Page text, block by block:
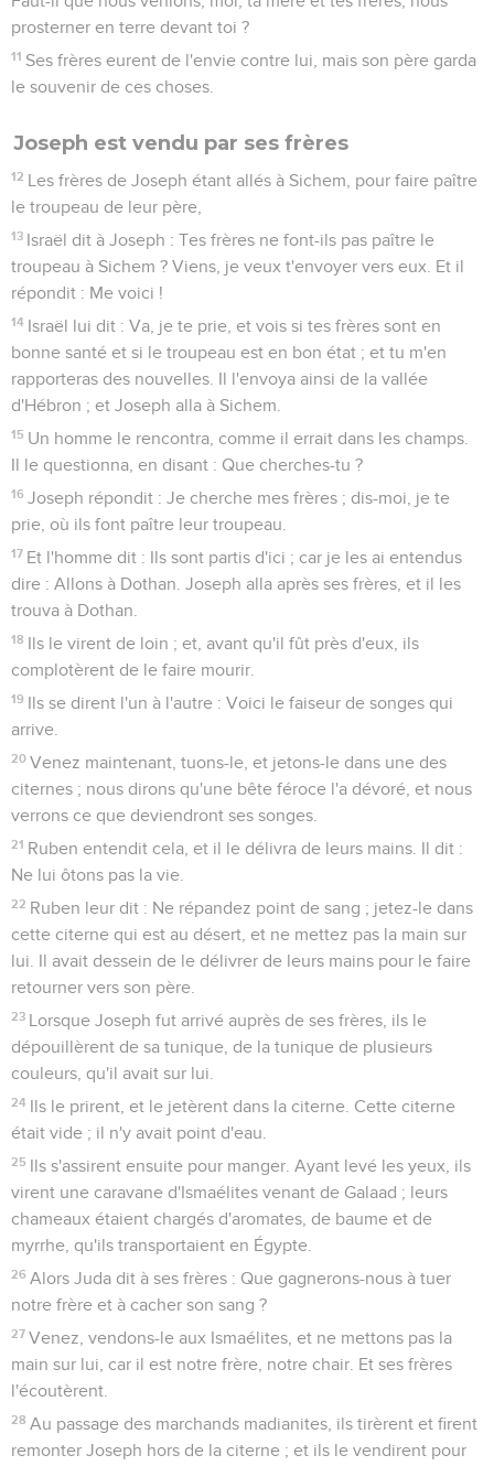
prosterner en terre devant toi ?
11 Ses frères eurent de l'envie contre lui, mais son père garda
le souvenir de ces choses.
Joseph est vendu par ses frères
12 Les frères de Joseph étant allés à Sichem, pour faire paître
le troupeau de leur père,
13 Israël dit à Joseph : Tes frères ne font-ils pas paître le
troupeau à Sichem ? Viens, je veux t'envoyer vers eux. Et il
répondit : Me voici !
14 Israël lui dit : Va, je te prie, et vois si tes frères sont en
bonne santé et si le troupeau est en bon état ; et tu m'en
rapporteras des nouvelles. Il l'envoya ainsi de la vallée
d'Hébron ; et Joseph alla à Sichem.
15 Un homme le rencontra, comme il errait dans les champs.
Il le questionna, en disant : Que cherches-tu ?
16 Joseph répondit : Je cherche mes frères ; dis-moi, je te
prie, où ils font paître leur troupeau.
17 Et l'homme dit : Ils sont partis d'ici ; car je les ai entendus
dire : Allons à Dothan. Joseph alla après ses frères, et il les
trouva à Dothan.
18 Ils le virent de loin ; et, avant qu'il fût près d'eux, ils
complotèrent de le faire mourir.
19 Ils se dirent l'un à l'autre : Voici le faiseur de songes qui
arrive.
20 Venez maintenant, tuons-le, et jetons-le dans une des
citernes ; nous dirons qu'une bête féroce l'a dévoré, et nous
verrons ce que deviendront ses songes.
21 Ruben entendit cela, et il le délivra de leurs mains. Il dit :
Ne lui ôtons pas la vie.
22 Ruben leur dit : Ne répandez point de sang ; jetez-le dans
cette citerne qui est au désert, et ne mettez pas la main sur
lui. Il avait dessein de le délivrer de leurs mains pour le faire
retourner vers son père.
23 Lorsque Joseph fut arrivé auprès de ses frères, ils le
dépouillèrent de sa tunique, de la tunique de plusieurs
couleurs, qu'il avait sur lui.
24 Ils le prirent, et le jetèrent dans la citerne. Cette citerne
était vide ; il n'y avait point d'eau.
25 Ils s'assirent ensuite pour manger. Ayant levé les yeux, ils
virent une caravane d'Ismaélites venant de Galaad ; leurs
chameaux étaient chargés d'aromates, de baume et de
myrrhe, qu'ils transportaient en Égypte.
26 Alors Juda dit à ses frères : Que gagnerons-nous à tuer
notre frère et à cacher son sang ?
27 Venez, vendons-le aux Ismaélites, et ne mettons pas la
main sur lui, car il est notre frère, notre chair. Et ses frères
l'écoutèrent.
28 Au passage des marchands madianites, ils tirèrent et firent
remonter Joseph hors de la citerne ; et ils le vendirent pour